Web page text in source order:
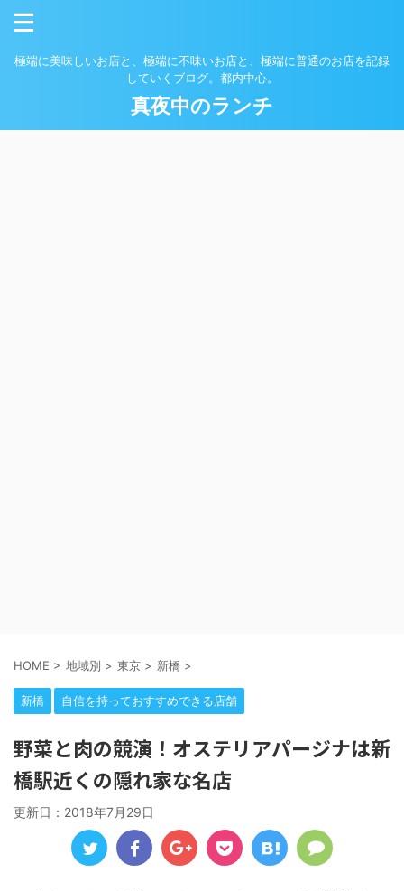
極端に美味しいお店と、極端に不味いお店と、極端に普通のお店を記録
していくブログ。都内中心。
真夜中のランチ
HOME > 地域別 > 東京 > 新橋 >
新橋 自信を持っておすすめできる店舗
野菜と肉の競演！オステリアパージナは新
橋駅近くの隠れ家な名店
更新日： 2018年7月29日